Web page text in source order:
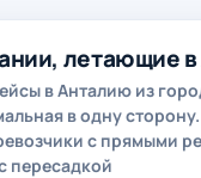
летающие
в Анталию из
в одну
с прямыми
пересадкой